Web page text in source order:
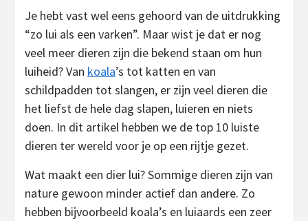
Je hebt vast wel eens gehoord van de uitdrukking
“zo lui als een varken”. Maar wist je dat er nog
veel meer dieren zijn die bekend staan om hun
luiheid? Van koala’s tot katten en van
schildpadden tot slangen, er zijn veel dieren die
het liefst de hele dag slapen, luieren en niets
doen. In dit artikel hebben we de top 10 luiste
dieren ter wereld voor je op een rijtje gezet.
Wat maakt een dier lui? Sommige dieren zijn van
nature gewoon minder actief dan andere. Zo
hebben bijvoorbeeld koala’s en luiaards een zeer